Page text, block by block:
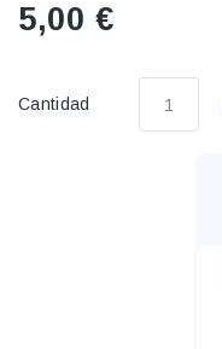
5,00 €
Cantidad